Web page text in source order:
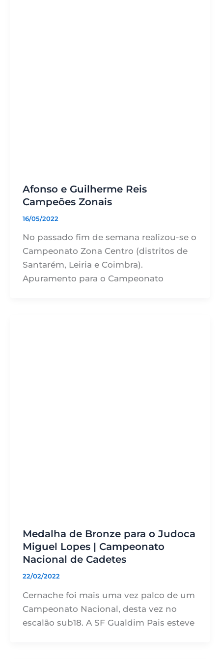
Afonso e Guilherme Reis
Campeões Zonais
16/05/2022
No passado fim de semana realizou-se o
Campeonato Zona Centro (distritos de
Santarém, Leiria e Coimbra).
Apuramento para o Campeonato
Medalha de Bronze para o Judoca
Miguel Lopes | Campeonato
Nacional de Cadetes
22/02/2022
Cernache foi mais uma vez palco de um
Campeonato Nacional, desta vez no
escalão sub18. A SF Gualdim Pais esteve